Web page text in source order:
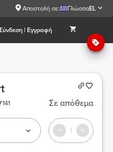
Αποστολή σε: ΓλώσσαEL
| Εγγραφή
141 Σε απόθεμα
1